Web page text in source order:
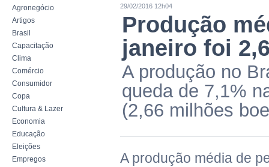
Agronegócio
Artigos
Brasil
Capacitação
Clima
Comércio
Consumidor
Copa
Cultura & Lazer
Economia
Educação
Eleições
Empregos
29/02/2016 12h04
Produção
janeiro foi
A produção no
queda de 7,1%
(2,66 milhões
A produção média de